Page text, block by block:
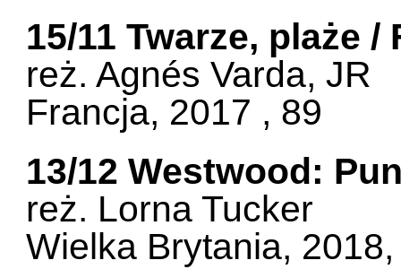
15/11 Twarze, plaże /
reż. Agnés Varda, JR
Francja, 2017 , 89
13/12 Westwood:
reż. Lorna Tucker
Wielka Brytania,